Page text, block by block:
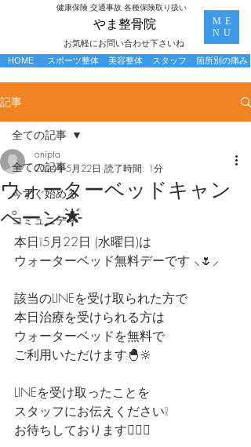
お気軽にお問い合わせ下さいね
​やま整骨院
​健康保険 交通事故 各種保険取り扱い
ME
NU
スポーツ整体 美容整体 箇所別の痛み
HOME スタッフ
記事
全ての記事
今すぐ始める
コミュニティ
全ての記事
ウォーターベッドキャン
ペーン🌟
onipta
2024年5月22日 読了時間: 1分
本日❕5月22日 (水曜日)は
ウォーターベッド無料デーです ⸜🌷︎⸝‍
該当のLINEを受け取られた方で
本日治療を受けられる方は
ウォーターベッドを無料で
ご利用いただけます🐣🔆
LINEを受け取ったことを
スタッフにお伝えください❕
お待ちしております🙇‍♀️❕